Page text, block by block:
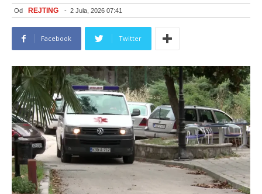
Od REJTING - 2 Jula, 2026 07:41
Facebook Twitter